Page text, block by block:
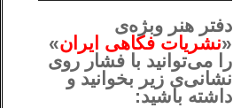
دفتر هنر وبژه‌ی
«نشریات فکاهی ایران»
را می‌توانید با فشار روی
نشانی‌ی زیر بخوانید و
داشته باشید: